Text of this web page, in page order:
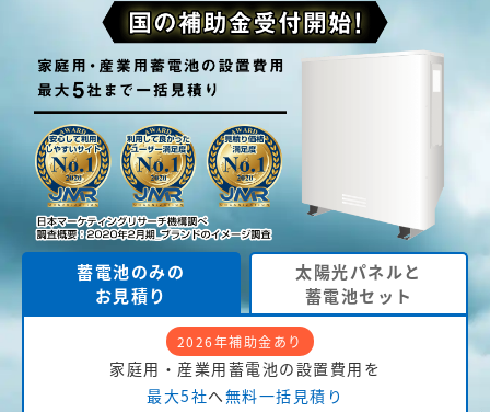
蓄電池のみの
お見積り
太陽光パネルと
蓄電池セット
2026年補助金あり
家庭用・産業用蓄電池の設置費用を
最大5社へ無料一括見積り